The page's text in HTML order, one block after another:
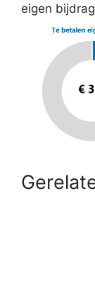
eigen